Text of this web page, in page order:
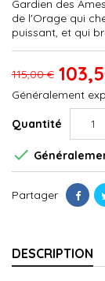
Gardien des
de l'Orage qui
puissant, et qui
115,00 €
Généralement
Quantité

Partager
DESCRIPTION